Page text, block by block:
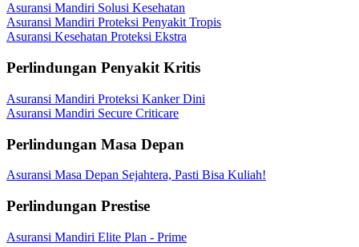
Asuransi Mandiri Solusi Kesehatan
Asuransi Mandiri Proteksi Penyakit Tropis
Asuransi Kesehatan Proteksi Ekstra
Perlindungan Penyakit Kritis
Asuransi Mandiri Proteksi Kanker Dini
Asuransi Mandiri Secure Criticare
Perlindungan Masa Depan
Asuransi Masa Depan Sejahtera, Pasti Bisa Kuliah!
Perlindungan Prestise
Asuransi Mandiri Elite Plan - Prime